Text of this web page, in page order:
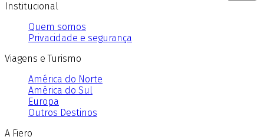
Institucional
Quem somos
Privacidade e segurança
Viagens e Turismo
América do Norte
América do Sul
Europa
Outros Destinos
A Fiero